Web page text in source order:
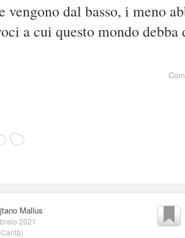
vengono dal basso, i meno
a cui questo mondo debba
Mallus
2021
Carità)